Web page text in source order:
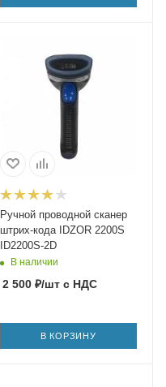
Ручной проводной сканер
штрих-кода IDZOR 2200S
ID2200S-2D
В наличии
2 500₽/штс НДС
В КОРЗИНУ